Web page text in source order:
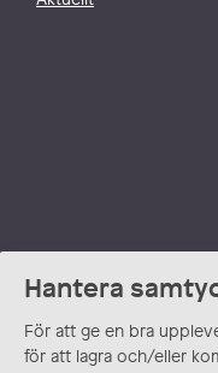
Hantera
För att ge en bra
för att lagra och/eller